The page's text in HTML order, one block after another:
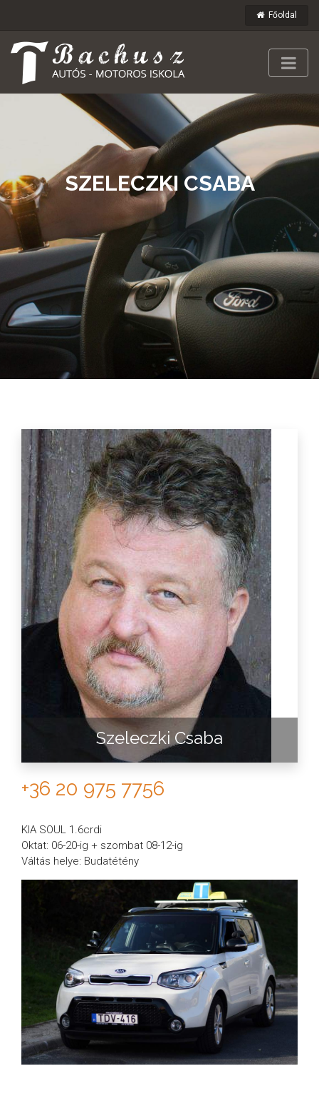
Főoldal
SZELECZKI CSABA
Szeleczki Csaba
+36 20 975 7756
KIA SOUL 1.6crdi
Oktat: 06-20-ig + szombat 08-12-ig
Váltás helye: Budatétény